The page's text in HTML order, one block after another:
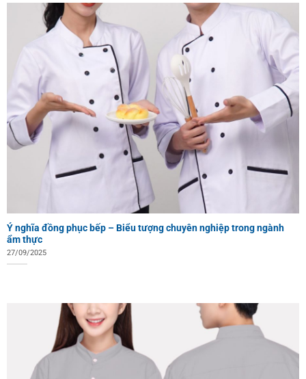
Ý nghĩa đồng phục bếp – Biểu tượng chuyên nghiệp trong ngành
ẩm thực
27/09/2025